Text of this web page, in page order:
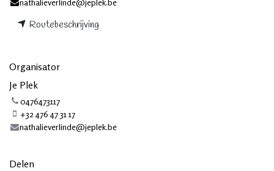
nathalieverlinde@jeplek.be
Routebeschrijving
Organisator
Je Plek
0476473117
+32 476 47 31 17
nathalieverlinde@jeplek.be
Delen